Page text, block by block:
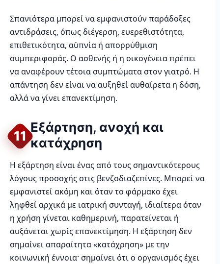
Σπανιότερα μπορεί να εμφανιστούν παράδοξες
αντιδράσεις, όπως διέγερση, ευερεθιστότητα,
επιθετικότητα, αϋπνία ή απορρύθμιση
συμπεριφοράς. Ο ασθενής ή η οικογένεια πρέπει
να αναφέρουν τέτοια συμπτώματα στον γιατρό. Η
απάντηση δεν είναι να αυξηθεί αυθαίρετα η δόση,
αλλά να γίνει επανεκτίμηση.
11
Εξάρτηση, ανοχή και
κατάχρηση
Η εξάρτηση είναι ένας από τους σημαντικότερους
λόγους προσοχής στις βενζοδιαζεπίνες. Μπορεί να
εμφανιστεί ακόμη και όταν το φάρμακο έχει
ληφθεί αρχικά με ιατρική συνταγή, ιδιαίτερα όταν
η χρήση γίνεται καθημερινή, παρατείνεται ή
αυξάνεται χωρίς επανεκτίμηση. Η εξάρτηση δεν
σημαίνει απαραίτητα «κατάχρηση» με την
κοινωνική έννοια· σημαίνει ότι ο οργανισμός έχει